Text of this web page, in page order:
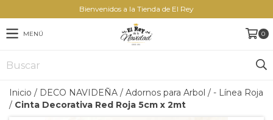
Bienvenidos a la Tienda de El Rey
MENÚ 0
Inicio / DECO NAVIDEÑA / Adornos para Arbol / - Línea Roja
/ Cinta Decorativa Red Roja 5cm x 2mt